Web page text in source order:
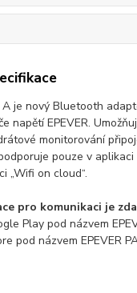
A je nový Bluetooth
napětí EPEVER.
monitorování
pouze v aplikaci
„Wifi on cloud“.
pro komunikaci je
Play pod názvem
pod názvem EPEVER